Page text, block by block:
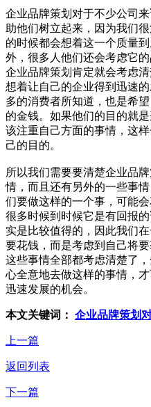
企业品牌策划对于不少公司
助他们树立起来，因为我们
的时候都会想着这一个质量
外，很多人他们还会考虑它
企业品牌策划肯定就会考虑
想着让自己的企业得到迅速
多的消费者所知道，也是希
的金钱。如果他们的目的就
该注重自己方面的事情，这
己的目的。
所以我们需要要清楚企业品
情，而且还有另外的一些事
们要做这样的一个事，可能
很多时候到时候它是有回报
实是比较值得的，因此我们
要花钱，而是考虑到自己将
这些事情全部都考虑清楚了
心全意地去做这样的事情，
迅速发展的机会。
本文关键词： 企业品牌策划
上一篇
返回列表
下一篇